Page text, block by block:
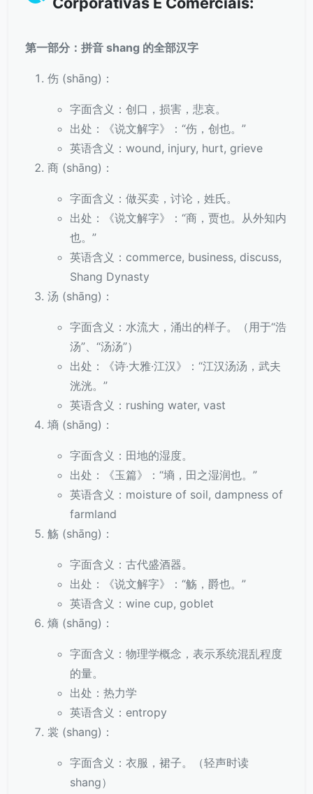
第一部分：拼音 shang 的全部汉字
伤 (shāng)：
字面含义：创口，损害，悲哀。
出处：《说文解字》：“伤，创也。”
英语含义：wound, injury, hurt, grieve
商 (shāng)：
字面含义：做买卖，讨论，姓氏。
出处：《说文解字》：“商，贾也。从外知内
也。”
英语含义：commerce, business, discuss,
Shang Dynasty
汤 (shāng)：
字面含义：水流大，涌出的样子。（用于“浩
汤”、“汤汤”）
出处：《诗·大雅·江汉》：“江汉汤汤，武夫
洸洸。”
英语含义：rushing water, vast
墒 (shāng)：
字面含义：田地的湿度。
出处：《玉篇》：“墒，田之湿润也。”
英语含义：moisture of soil, dampness of
farmland
觞 (shāng)：
字面含义：古代盛酒器。
出处：《说文解字》：“觞，爵也。”
英语含义：wine cup, goblet
熵 (shāng)：
字面含义：物理学概念，表示系统混乱程度
的量。
出处：热力学
英语含义：entropy
裳 (shang)：
字面含义：衣服，裙子。（轻声时读
shang）